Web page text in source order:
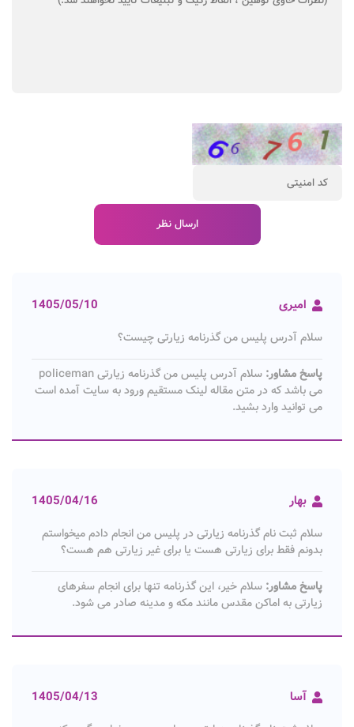
امیری 1405/05/10
سلام آدرس پلیس من گذرنامه زیارتی چیست؟
پاسخ مشاور:
می باشد که در متن مقاله لینک مستقیم ورود به سایت آمده است
می توانید وارد بشید.
بهار 1405/04/16
سلام ثبت نام گذرنامه زیارتی در پلیس من انجام دادم میخواستم
بدونم فقط برای زیارتی هست یا برای غیر زیارتی هم هست؟
پاسخ مشاور: سلام خیر، این گذرنامه تنها برای انجام سفرهای
زیارتی به اماکن مقدس مانند مکه و مدینه صادر می شود.
آسا 1405/04/13